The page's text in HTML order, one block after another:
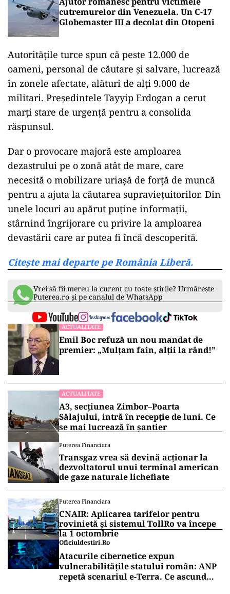
cutremurelor din Venezuela. Un C-17
Globemaster III a decolat din Otopeni
Autoritățile turce spun că peste 12.000 de
oameni, personal de căutare și salvare, lucrează
în zonele afectate, alături de alți 9.000 de
militari. Președintele Tayyip Erdogan a cerut
marți stare de urgență pentru a consolida
răspunsul.
Dar o provocare majoră este amploarea
dezastrului pe o zonă atât de mare, care
necesită o mobilizare uriașă de forță de muncă
pentru a ajuta la căutarea supraviețuitorilor. Din
unele locuri au apărut puține informații,
stârnind îngrijorare cu privire la amploarea
devastării care ar putea fi încă descoperită.
Citește mai departe pe România Liberă.
Vrei să fii mereu la curent cu toate știrile? Urmărește
Puterea.ro și pe canalul de WhatsApp
ACTUALITATE
Emil Boc refuză un nou mandat de
premier: „Mulțam fain, alții la rând!”
ACTUALITATE
A3, secțiunea Zimbor–Poarta
Sălajului, intră în recepție de luni. Ce
se mai lucrează în șantier
Puterea Financiara
Transgaz vrea să devină acționar la
dezvoltatorul unui terminal american
de gaze naturale lichefiate
Puterea Financiara
CNAIR: Aplicarea tarifelor pentru
rovinietă și sistemul TollRo va începe
la 1 octombrie
Oficiuldestiri.ro
Atacurile cibernetice expun
vulnerabilitățile statului român: ANP
repetă scenariul e‑Terra. Ce ascund